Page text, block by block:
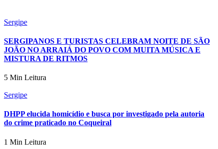
Sergipe
SERGIPANOS E TURISTAS CELEBRAM NOITE DE SÃO
JOÃO NO ARRAIÁ DO POVO COM MUITA MÚSICA E
MISTURA DE RITMOS
5 Min Leitura
Sergipe
DHPP elucida homicídio e busca por investigado pela autoria
do crime praticado no Coqueiral
1 Min Leitura